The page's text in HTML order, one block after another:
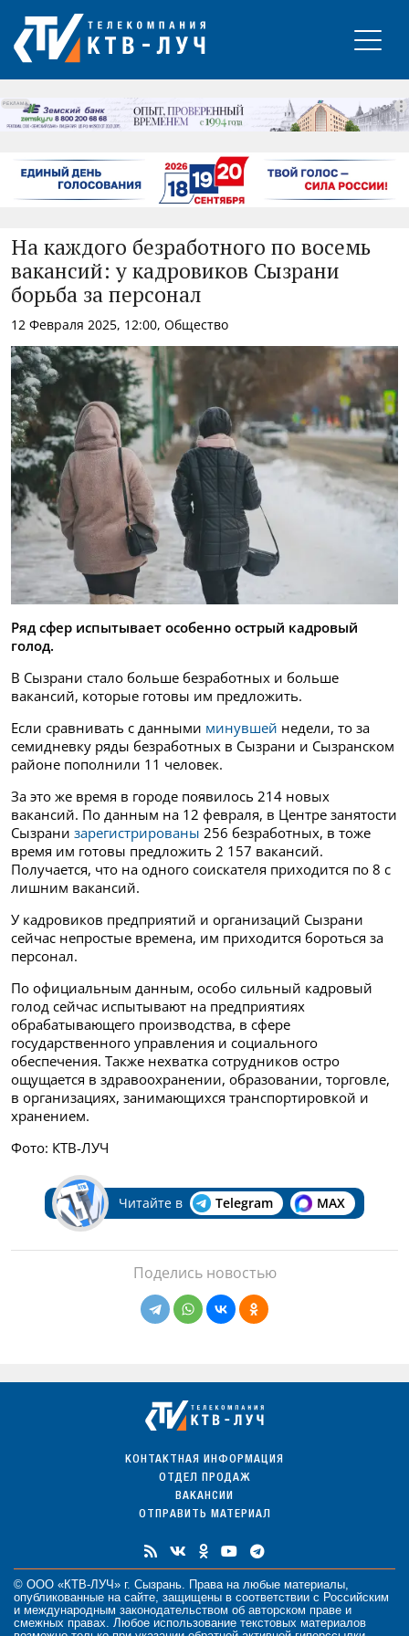
РЕКЛАМА
На каждого безработного по восемь
вакансий: у кадровиков Сызрани
борьба за персонал
12 Февраля 2025, 12:00, Общество
Ряд сфер испытывает особенно острый кадровый
голод.
В Сызрани стало больше безработных и больше
вакансий, которые готовы им предложить.
Если сравнивать с данными минувшей недели, то за
семидневку ряды безработных в Сызрани и Сызранском
районе пополнили 11 человек.
За это же время в городе появилось 214 новых
вакансий. По данным на 12 февраля, в Центре занятости
Сызрани зарегистрированы 256 безработных, в тоже
время им готовы предложить 2 157 вакансий.
Получается, что на одного соискателя приходится по 8 с
лишним вакансий.
У кадровиков предприятий и организаций Сызрани
сейчас непростые времена, им приходится бороться за
персонал.
По официальным данным, особо сильный кадровый
голод сейчас испытывают на предприятиях
обрабатывающего производства, в сфере
государственного управления и социального
обеспечения. Также нехватка сотрудников остро
ощущается в здравоохранении, образовании, торговле,
в организациях, занимающихся транспортировкой и
хранением.
Фото: КТВ-ЛУЧ
Читайте в Telegram MAX
Поделись новостью
КОНТАКТНАЯ ИНФОРМАЦИЯ
ОТДЕЛ ПРОДАЖ
ВАКАНСИИ
ОТПРАВИТЬ МАТЕРИАЛ
© ООО «КТВ-ЛУЧ» г. Сызрань. Права на любые материалы
опубликованные на сайте, защищены в соответствии с Российским
и международным законодательством об авторском праве и
смежных правах. Любое использование текстовых материалов